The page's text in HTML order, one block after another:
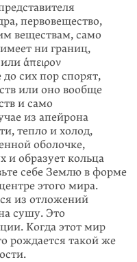
первовещество,
веществам, само
ни границ,
ἄπειρον
сих пор спорят,
или оно вообще
и само
из апейрона
тепло и холод,
оболочке,
и образует кольца
себе Землю в форме
этого мира.
из отложений
сушу. Это
Когда этот мир
рождается такой же